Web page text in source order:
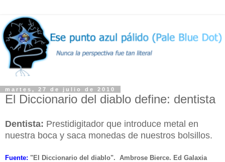
martes, 27 de julio de 2010
El Diccionario del diablo define: dentista
Dentista: Prestidigitador que introduce metal en
nuestra boca y saca monedas de nuestros bolsillos.
Fuente: "El Diccionario del diablo". Ambrose Bierce. Ed Galaxia